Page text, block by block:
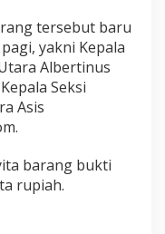
tersebut baru
yakni Kepala
Albertinus
Seksi
Asis
barang bukti
rupiah.